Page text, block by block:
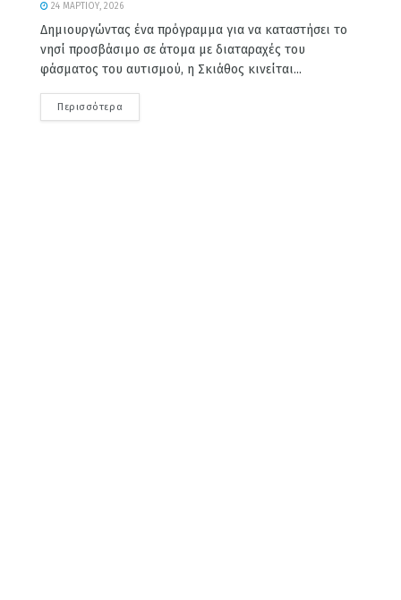
24 ΜΑΡΤΊΟΥ, 2026
Δημιουργώντας ένα πρόγραμμα για να καταστήσει το
νησί προσβάσιμο σε άτομα με διαταραχές του
φάσματος του αυτισμού, η Σκιάθος κινείται...
Περισσότερα